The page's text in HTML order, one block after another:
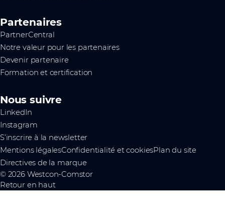
Partenaires
PartnerCentral
Notre valeur pour les partenaires
Devenir partenaire
Formation et certification
Nous suivre
LinkedIn
Instagram
S’inscrire à la newsletter
Mentions légalesConfidentialité et cookiesPlan du site
Directives de la marque
© 2026 Westcon-Comstor
Retour en haut